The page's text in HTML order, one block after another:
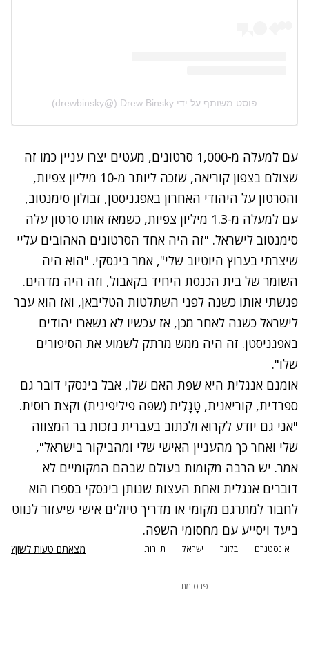
פוסט משותף על ידי ‏‎Drew Binsky‎‏ (@‏‎drewbinsky‎‏)
עם למעלה מ-1,000 סרטונים, מעטים יצרו עניין כמו זה
שצולם בצפון קוריאה, שזכה ליותר מ-10 מיליון צפיות,
והסרטון על היהודי האחרון באפגניסטן, זבולון סימנטוב,
עם למעלה מ-1.3 מיליון צפיות, כשמאז אותו סרטון עלה
סימנטוב לישראל. "זה היה אחד הסרטונים האהובים עליי
שיצרתי בערוץ היוטיוב שלי", אמר בינסקי. "הוא היה
השומר של בית הכנסת היחיד בקאבול, וזה היה מדהים.
פגשתי אותו כשנה לפני השתלטות הטליבאן, ואז הוא עבר
לישראל כשנה לאחר מכן, אז עכשיו לא נשארו יהודים
באפגניסטן. זה היה ממש מרתק לשמוע את הסיפורים
שלו".
אומנם אנגלית היא שפת האם שלו, אבל בינסקי דובר גם
ספרדית, קוריאנית, טָגָלִית (שפה פיליפינית) וקצת רוסית.
"אני גם יודע לקרוא ולכתוב בעברית בזכות בר המצווה
שלי ואחר כך מהעניין האישי שלי ומהביקור בישראל",
אמר. יש הרבה מקומות בעולם שבהם המקומיים לא
דוברים אנגלית ואחת העצות שנותן בינסקי בספרו הוא
לחבור למתרגם מקומי או מדריך טיולים אישי שיעזור לנווט
ביעד ויסייע עם מחסומי השפה.
אינסטגרם בלוגר ישראל תיירות מצאתם טעות לשון?
פרסומת